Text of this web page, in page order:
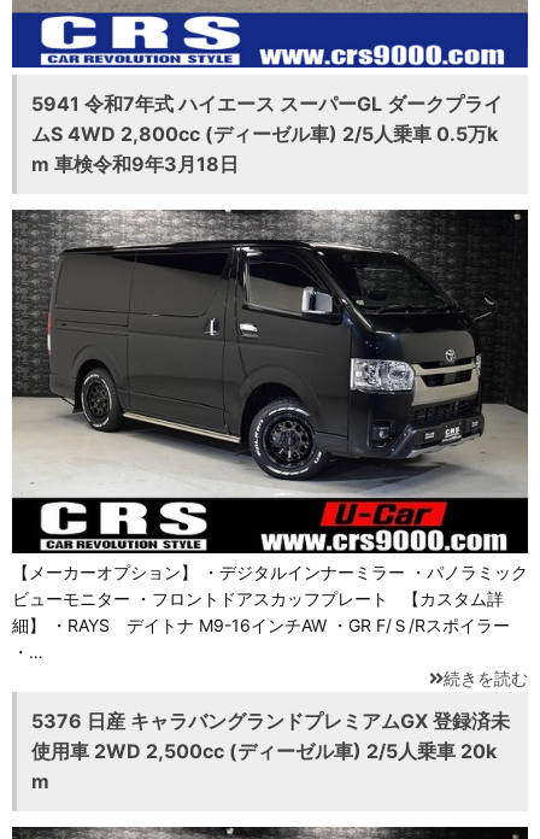
5941 令和7年式 ハイエース スーパーGL ダークプライ
ムS 4WD 2,800cc (ディーゼル車) 2/5人乗車 0.5万k
m 車検令和9年3月18日
【メーカーオプション】 ・デジタルインナーミラー ・パノラミック
ビューモニター ・フロントドアスカッフプレート 【カスタム詳
細】 ・RAYS デイトナ M9-16インチAW ・GR F/Ｓ/Rスポイラー
・…
続きを読む
5376 日産 キャラバングランドプレミアムGX 登録済未
使用車 2WD 2,500cc (ディーゼル車) 2/5人乗車 20k
m